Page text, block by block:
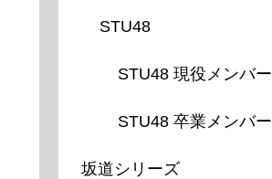
STU48
STU48 現役メンバー
STU48 卒業メンバー
坂道シリーズ